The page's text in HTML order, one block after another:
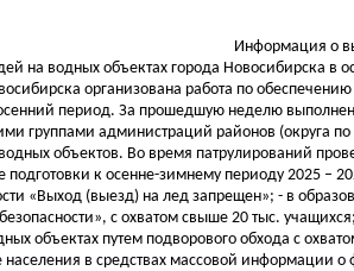
Информация о
на водных объектах города Новосибирска в
организована работа по
период. За прошедшую неделю
группами администраций районов (округа
объектов. Во время патрулирований
подготовки к осенне-зимнему периоду 2025 –
«Выход (выезд) на лед запрещен»; - в
с охватом свыше 20 тыс.
объектах путем подворового обхода с
в средствах массовой информации о